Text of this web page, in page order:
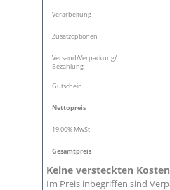
Verarbeitung
Zusatzoptionen
Versand/Verpackung/
Bezahlung
Gutschein
Nettopreis
19.00% MwSt
Gesamtpreis
Keine versteckten
Im Preis inbegriffen sind